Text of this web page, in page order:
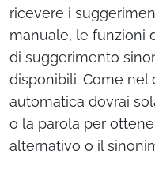
ricevere i
manuale, le funzioni
di suggerimento
disponibili. Come nel
automatica dovrai
o la parola per
alternativo o il